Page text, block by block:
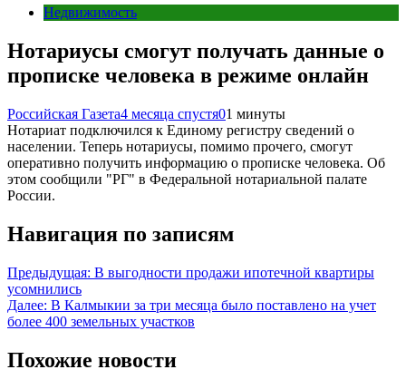
Недвижимость
Нотариусы смогут получать данные о
прописке человека в режиме онлайн
Российская Газета4 месяца спустя01 минуты
Нотариат подключился к Единому регистру сведений о
населении. Теперь нотариусы, помимо прочего, смогут
оперативно получить информацию о прописке человека. Об
этом сообщили "РГ" в Федеральной нотариальной палате
России.
Навигация по записям
Предыдущая: В выгодности продажи ипотечной квартиры
усомнились
Далее: В Калмыкии за три месяца было поставлено на учет
более 400 земельных участков
Похожие новости